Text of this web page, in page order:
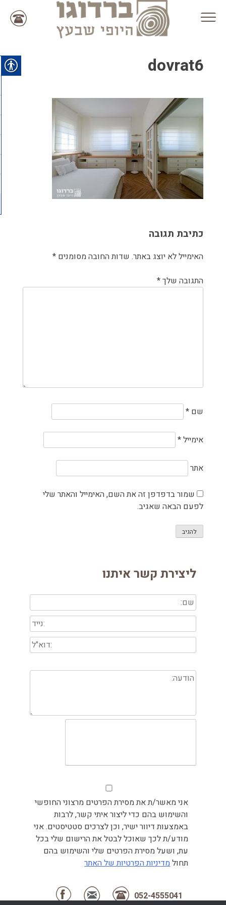
dovrat6
כתיבת תגובה
האימייל לא יוצג באתר. שדות החובה מסומנים *
התגובה שלך*
שם *
אימייל*
אתר
שמור בדפדפן זה את השם, האימייל והאתר שלי
לפעם הבאה שאגיב.
ליצירת קשר איתנו
אני מאשר/ת את מסירת הפרטים מרצוני החופשי
והשימוש בהם כדי ליצור איתי קשר, לרבות
באמצעות דיוור ישיר, וכן לצרכים סטטיסטים. אני
מודע/ת לכך שאוכל לבטל את הרישום שלי בכל
עת, ושעל מסירת הפרטים שלי והשימוש בהם
תחולמדיניות הפרטיות של האתר
052-4555041